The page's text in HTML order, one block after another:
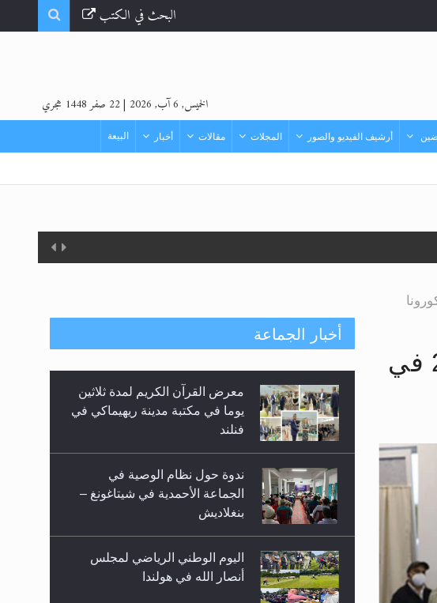
البحث في الكتب
الخميس, 6 آب, 2026 |22 صفر 1448 هجري
أرشيف الفيديو والصور المجلات مقالات أخبار البيعة
>> المزيد
انعقاد الجلسة السنوية الـ 38 في سويسرا لعام 2020 في
أخبار الجماعة
معرض القرآن الكريم لمدة ثلاثين
يوما في مكتبة مدينة ريهيماكي في
فنلند
ندوة حول نظام الوصية في
الجماعة الأحمدية في شيتاغونغ –
بنغلاديش
اليوم الوطني الرياضي لمجلس
أنصار الله في هولندا